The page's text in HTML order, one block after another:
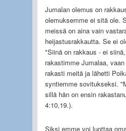
Jumalan olemus on
olemuksemme ei sitä ole.
meissä on aina vain
heijastusrakkautta. Se ei
"Siinä on rakkaus - ei
rakastimme Jumalaa,
rakasti meitä ja lähetti
syntiemme sovitukseksi.
sillä hän on ensin
4:10,19.).
Siksi emme voi luottaa